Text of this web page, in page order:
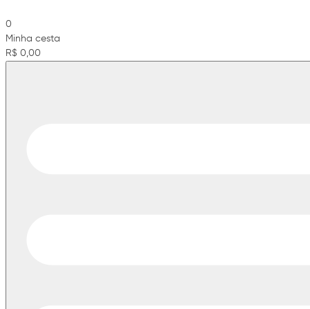
0
Minha cesta
R$ 0,00